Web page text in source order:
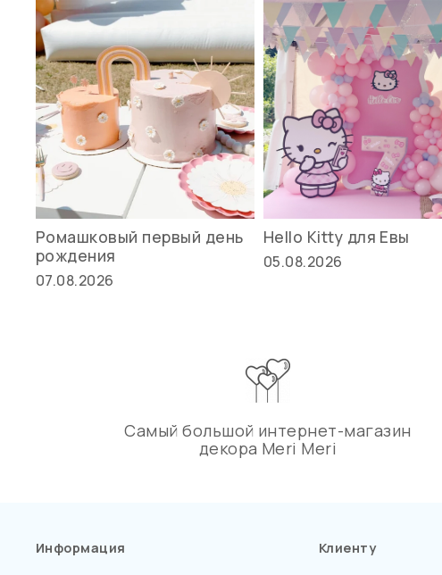
Ромашковый первый день
рождения
07.08.2026
Hello Kitty для Евы
05.08.2026
Самый большой интернет-магазин
декора Meri Meri
Информация
Клиенту